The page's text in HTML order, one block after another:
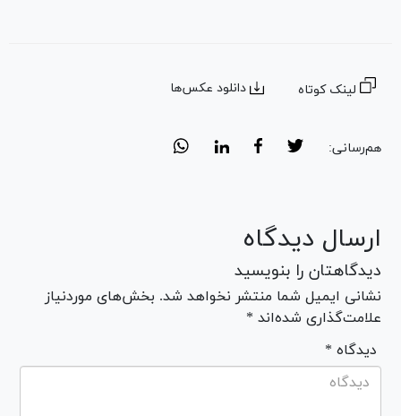
لینک کوتاه دانلود عکس‌ها
هم‌رسانی:
ارسال دیدگاه
دیدگاهتان را بنویسید
نشانی ایمیل شما منتشر نخواهد شد. بخش‌های موردنیاز
علامت‌گذاری شده‌اند *
* دیدگاه